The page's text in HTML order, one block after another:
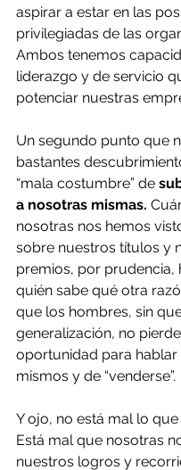
aspirar a estar en las
privilegiadas de las
Ambos tenemos
liderazgo y de servicio
potenciar nuestras
Un segundo punto que
bastantes
“mala costumbre” de
a nosotras mismas.
nosotras nos hemos
sobre nuestros títulos y
premios, por prudencia,
quién sabe qué otra
que los hombres, sin
generalización, no
oportunidad para hablar
mismos y de “venderse”.
Y ojo, no está mal lo
Está mal que nosotras
nuestros logros y